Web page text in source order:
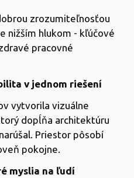
zrozumiteľnosťou
nižším hlukom - kľúčové
pracovné
v jednom riešení
vytvorila vizuálne
dopĺňa architektúru
Priestor pôsobí
pokojne.
myslia na ľudí